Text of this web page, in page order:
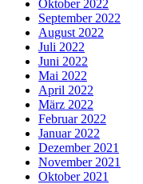
Oktober 2022
September 2022
August 2022
Juli 2022
Juni 2022
Mai 2022
April 2022
März 2022
Februar 2022
Januar 2022
Dezember 2021
November 2021
Oktober 2021